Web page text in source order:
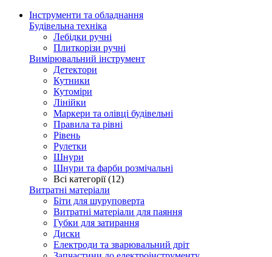
Інструменти та обладнання
Будівельна техніка
Лебідки ручні
Плиткорізи ручні
Вимірювальний інструмент
Детектори
Кутники
Кутоміри
Лінійки
Маркери та олівці будівельні
Правила та рівні
Рівень
Рулетки
Шнури
Шнури та фарби розмічальні
Всі категорії (12)
Витратні матеріали
Біти для шуруповерта
Витратні матеріали для паяння
Губки для затирання
Диски
Електроди та зварювальний дріт